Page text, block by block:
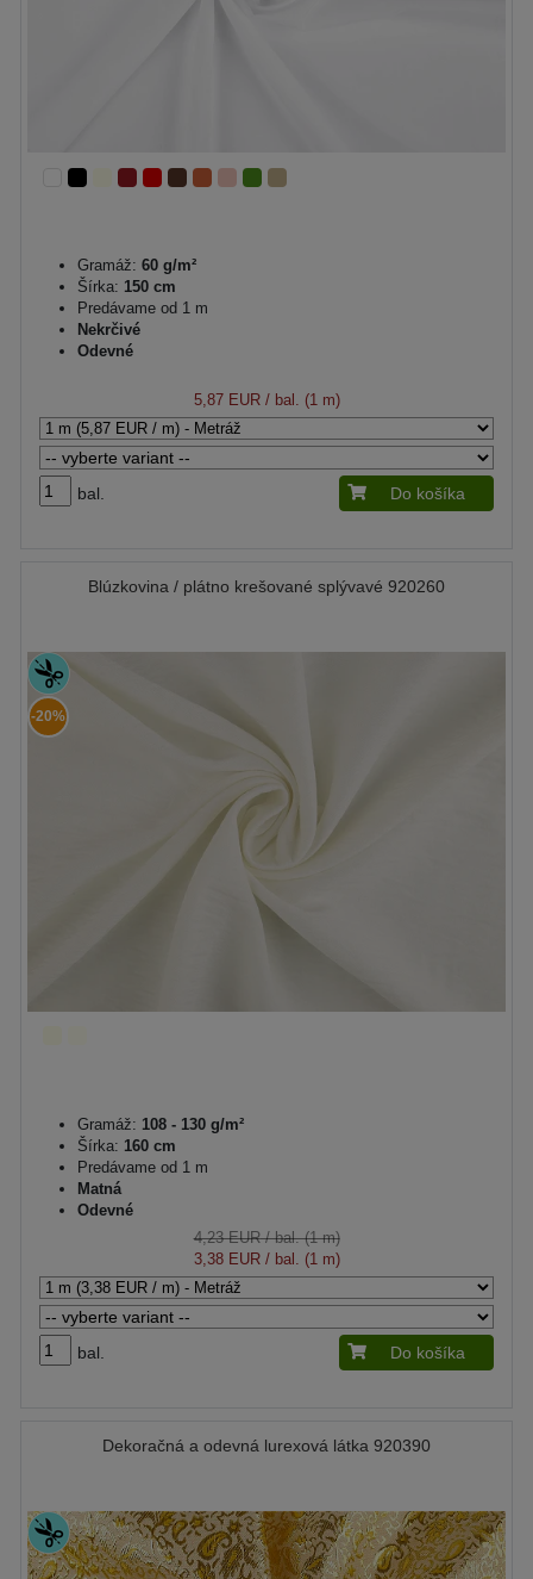
Gramáž: 60 g/m²
Šírka: 150 cm
Predávame od 1 m
Nekrčivé
Odevné
5,87 EUR/ bal. (1 m)
bal. Do košíka
Blúzkovina / plátno krešované splývavé 920260
-20%
Gramáž: 108 - 130 g/m²
Šírka: 160 cm
Predávame od 1 m
Matná
Odevné
4,23 EUR/ bal. (1 m)
3,38 EUR/ bal. (1 m)
bal. Do košíka
Dekoračná a odevná lurexová látka 920390